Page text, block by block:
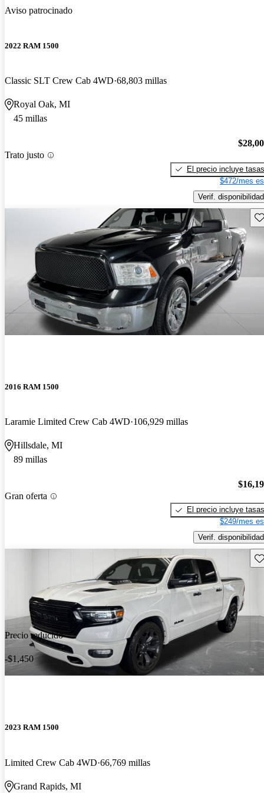
Aviso patrocinado
2022 RAM 1500
Classic SLT Crew Cab 4WD 68,803 millas
Royal Oak, MI
45 millas
Trato justo
El precio incluye tasas
$472/mes
Verif. disponibilidad
2016 RAM 1500
Laramie Limited Crew Cab 4WD 106,929 millas
Hillsdale, MI
89 millas
Gran oferta
El precio incluye tasas
$249/mes
Verif. disponibilidad
Precio reducido
-$1,450
2023 RAM 1500
Limited Crew Cab 4WD 66,769 millas
Grand Rapids, MI